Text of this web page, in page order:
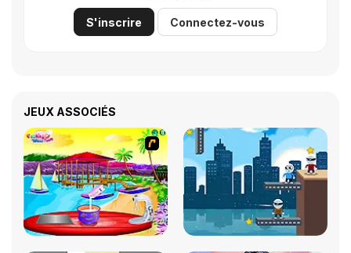
S'inscrire Connectez-vous
JEUX ASSOCIÉS